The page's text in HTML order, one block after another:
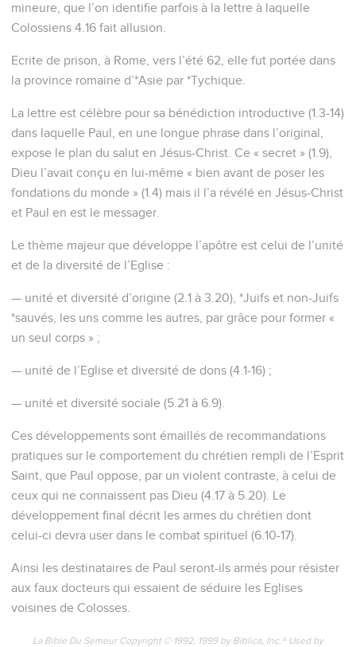
mineure, que l’on identifie parfois à la lettre à laquelle
Colossiens 4.16 fait allusion.
Ecrite de prison, à Rome, vers l’été 62, elle fut portée dans
la province romaine d’*Asie par *Tychique.
La lettre est célèbre pour sa bénédiction introductive (1.3-14)
dans laquelle Paul, en une longue phrase dans l’original,
expose le plan du salut en Jésus-Christ. Ce « secret » (1.9),
Dieu l’avait conçu en lui-même « bien avant de poser les
fondations du monde » (1.4) mais il l’a révélé en Jésus-Christ
et Paul en est le messager.
Le thème majeur que développe l’apôtre est celui de l’unité
et de la diversité de l’Eglise :
— unité et diversité d’origine (2.1 à 3.20), *Juifs et non-Juifs
*sauvés, les uns comme les autres, par grâce pour former «
un seul corps » ;
— unité de l’Eglise et diversité de dons (4.1-16) ;
— unité et diversité sociale (5.21 à 6.9).
Ces développements sont émaillés de recommandations
pratiques sur le comportement du chrétien rempli de l’Esprit
Saint, que Paul oppose, par un violent contraste, à celui de
ceux qui ne connaissent pas Dieu (4.17 à 5.20). Le
développement final décrit les armes du chrétien dont
celui-ci devra user dans le combat spirituel (6.10-17).
Ainsi les destinataires de Paul seront-ils armés pour résister
aux faux docteurs qui essaient de séduire les Eglises
voisines de Colosses.
La Bible Du Semeur Copyright © 1992, 1999 by Biblica, Inc.® Used by